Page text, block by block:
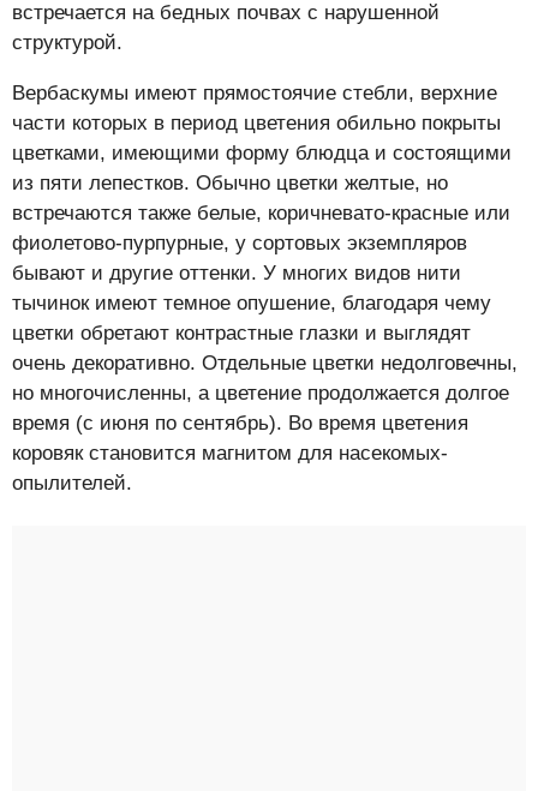
встречается на бедных почвах с нарушенной
структурой.
Вербаскумы имеют прямостоячие стебли, верхние
части которых в период цветения обильно покрыты
цветками, имеющими форму блюдца и состоящими
из пяти лепестков. Обычно цветки желтые, но
встречаются также белые, коричневато-красные или
фиолетово-пурпурные, у сортовых экземпляров
бывают и другие оттенки. У многих видов нити
тычинок имеют темное опушение, благодаря чему
цветки обретают контрастные глазки и выглядят
очень декоративно. Отдельные цветки недолговечны,
но многочисленны, а цветение продолжается долгое
время (с июня по сентябрь). Во время цветения
коровяк становится магнитом для насекомых-
опылителей.